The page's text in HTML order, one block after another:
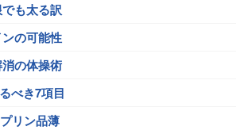
も太る訳
の可能性
の体操術
べき7項目
リン品薄